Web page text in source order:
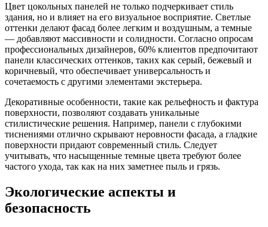
Цвет цокольных панелей не только подчеркивает стиль
здания, но и влияет на его визуальное восприятие. Светлые
оттенки делают фасад более легким и воздушным, а темные
— добавляют массивности и солидности. Согласно опросам
профессиональных дизайнеров, 60% клиентов предпочитают
панели классических оттенков, таких как серый, бежевый и
коричневый, что обеспечивает универсальность и
сочетаемость с другими элементами экстерьера.
Декоративные особенности, такие как рельефность и фактура
поверхности, позволяют создавать уникальные
стилистические решения. Например, панели с глубокими
тиснениями отлично скрывают неровности фасада, а гладкие
поверхности придают современный стиль. Следует
учитывать, что насыщенные темные цвета требуют более
частого ухода, так как на них заметнее пыль и грязь.
Экологические аспекты и
безопасность